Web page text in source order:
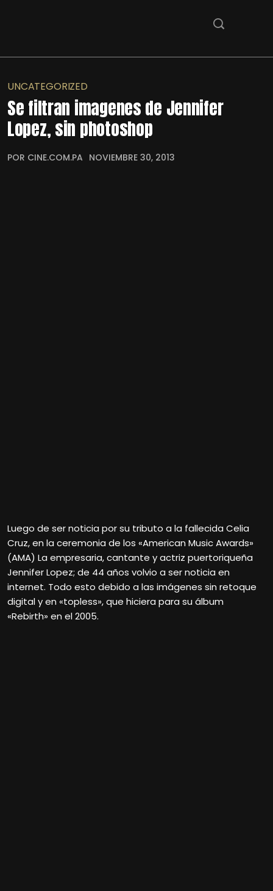
UNCATEGORIZED
Se filtran imagenes de Jennifer
Lopez, sin photoshop
POR CINE.COM.PA NOVIEMBRE 30, 2013
Luego de ser noticia por su tributo a la fallecida Celia
Cruz, en la ceremonia de los «American Music Awards»
(AMA) La empresaria, cantante y actriz puertoriqueña
Jennifer Lopez; de 44 años volvio a ser noticia en
internet. Todo esto debido a las imágenes sin retoque
digital y en «topless», que hiciera para su álbum
«Rebirth» en el 2005.